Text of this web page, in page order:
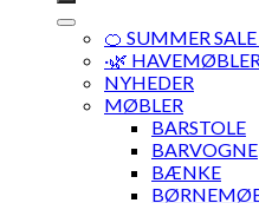
🍊 SUMMER SALE
·🌿
NYHEDER
MØBLER
BARSTOLE
BARVOGNE
BÆNKE